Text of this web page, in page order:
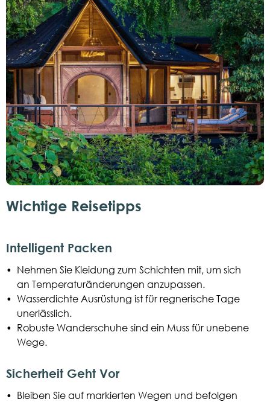
Wichtige Reisetipps
Intelligent Packen
• Nehmen Sie Kleidung zum Schichten mit, um sich
an Temperaturänderungen anzupassen.
• Wasserdichte Ausrüstung ist für regnerische Tage
unerlässlich.
• Robuste Wanderschuhe sind ein Muss für unebene
Wege.
Sicherheit Geht Vor
• Bleiben Sie auf markierten Wegen und befolgen